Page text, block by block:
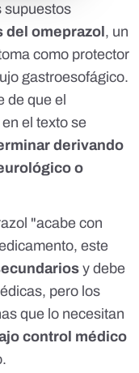
supuestos
omeprazol , un
como protector
gastroesofágico.
de que el
el texto se
derivando
o
"acabe con
este
y debe
pero los
que lo necesitan
control médico